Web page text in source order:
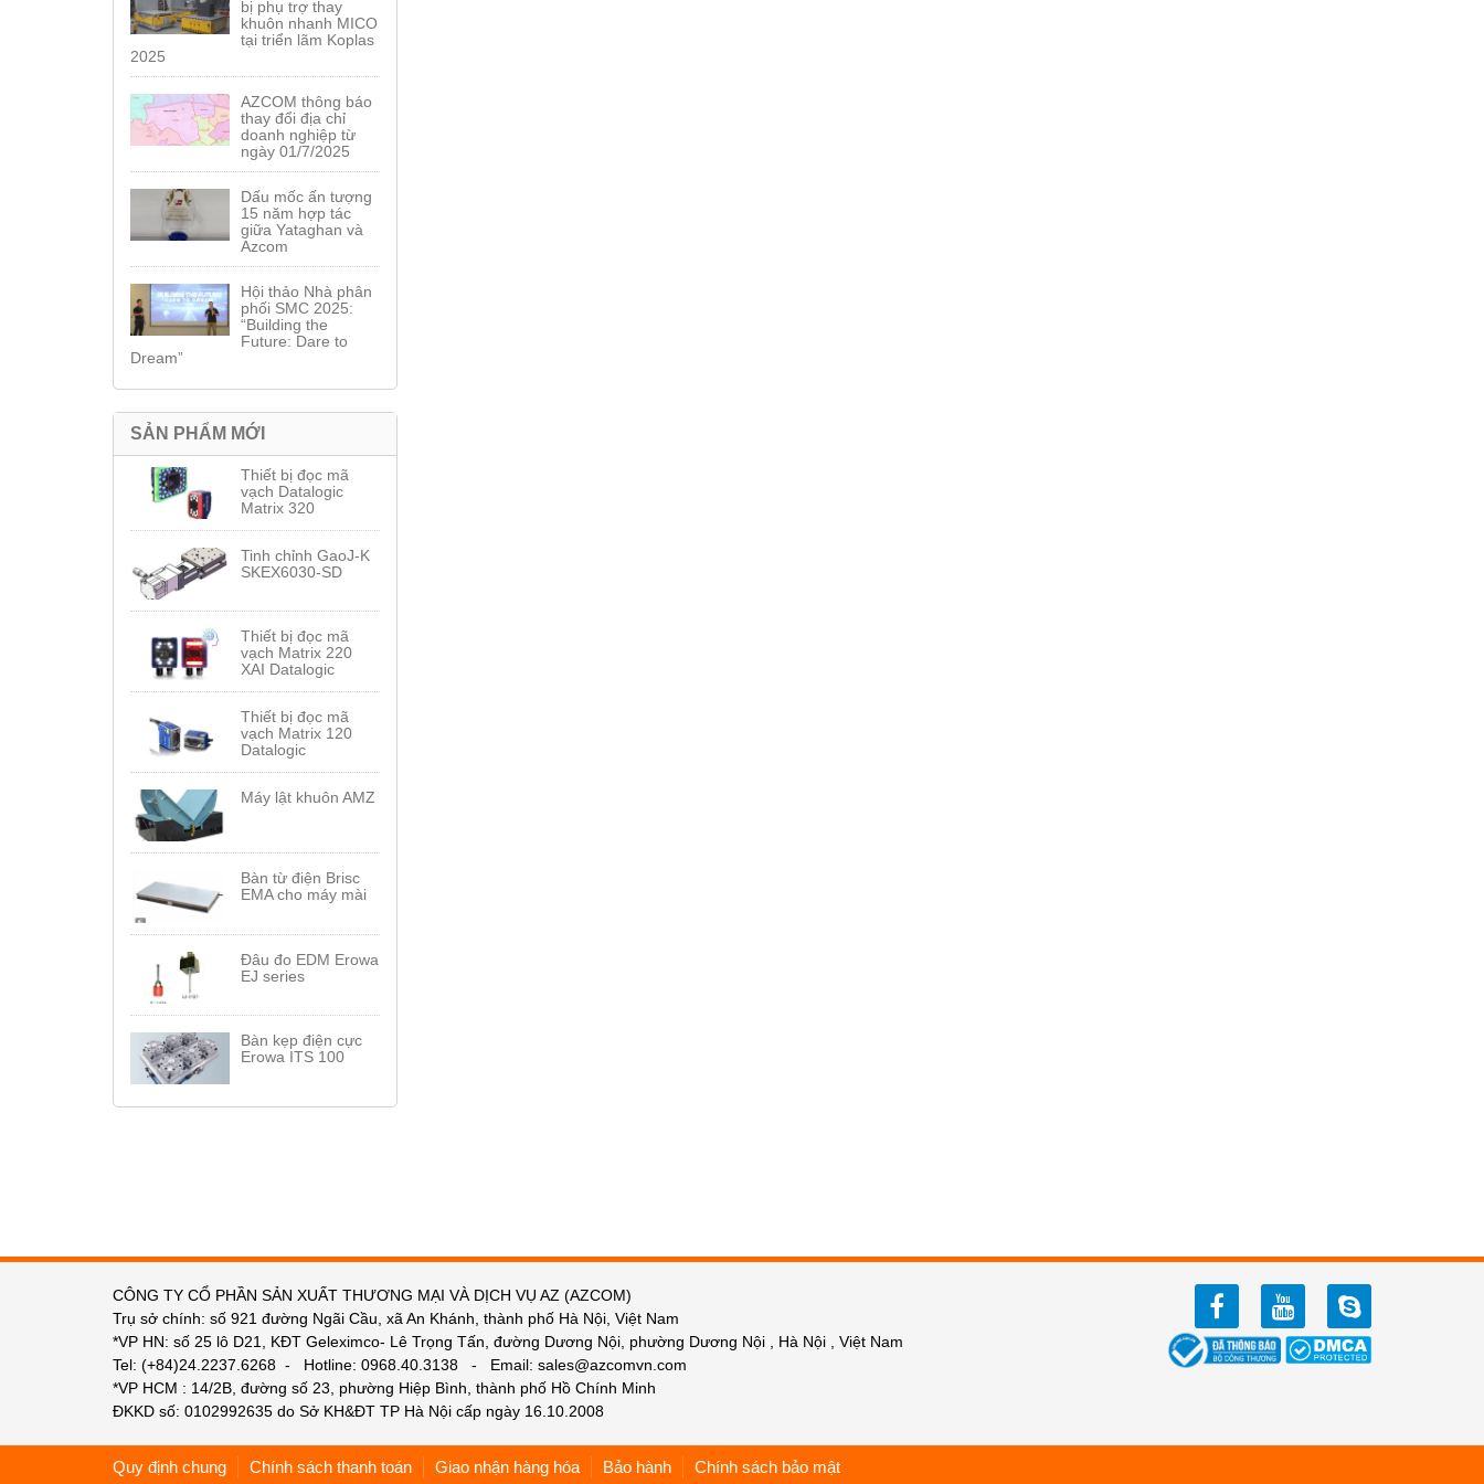
bị phụ trợ thay
khuôn nhanh MICO
tại triển lãm Koplas
2025
AZCOM thông báo
thay đổi địa chỉ
doanh nghiệp từ
ngày 01/7/2025
Dấu mốc ấn tượng
15 năm hợp tác
giữa Yataghan và
Azcom
Hội thảo Nhà phân
phối SMC 2025:
“Building the
Future: Dare to
Dream”
SẢN PHẨM MỚI
Thiết bị đọc mã
vạch Datalogic
Matrix 320
Tinh chỉnh GaoJ-K
SKEX6030-SD
Thiết bị đọc mã
vạch Matrix 220
XAI Datalogic
Thiết bị đọc mã
vạch Matrix 120
Datalogic
Máy lật khuôn AMZ
Bàn từ điện Brisc
EMA cho máy mài
Đâu đo EDM Erowa
EJ series
Bàn kẹp điện cực
Erowa ITS 100
CÔNG TY CỔ PHẦN SẢN XUẤT THƯƠNG MẠI VÀ DỊCH VỤ AZ (AZCOM)
Trụ sở chính: số 921 đường Ngãi Cầu, xã An Khánh, thành phố Hà Nội, Việt Nam
*VP HN: số 25 lô D21, KĐT Geleximco- Lê Trọng Tấn, đường Dương Nội, phường Dương Nội , Hà Nội , Việt Nam
Tel: (+84)24.2237.6268 - Hotline: 0968.40.3138 - Email: sales@azcomvn.com
*VP HCM : 14/2B, đường số 23, phường Hiệp Bình, thành phố Hồ Chính Minh
ĐKKD số: 0102992635 do Sở KH&ĐT TP Hà Nội cấp ngày 16.10.2008
facebookyoutube zalo
Quy định chung Chính sách thanh toán Giao nhận hàng hóa Bảo hành Chính sách bảo mật